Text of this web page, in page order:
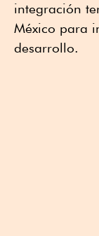
integración
México para
desarrollo.